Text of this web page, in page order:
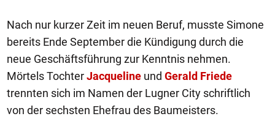
Nach nur kurzer Zeit im neuen Beruf, musste Simone
bereits Ende September die Kündigung durch die
neue Geschäftsführung zur Kenntnis nehmen.
Mörtels TochterJacqueline und Gerald Friede
trennten sich im Namen der Lugner City schriftlich
von der sechsten Ehefrau des Baumeisters.